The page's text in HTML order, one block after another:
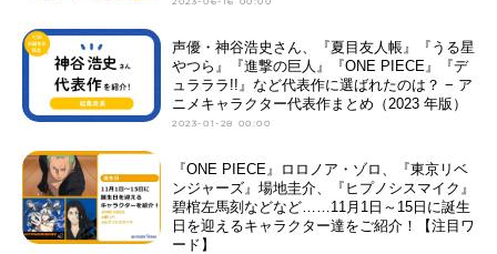
声優・神谷浩史さん、『夏目友人帳』『うる星
やつら』『進撃の巨人』『ONE PIECE』『デ
ュラララ!!』など代表作に選ばれたのは？ − ア
ニメキャラクター代表作まとめ（2023 年版）
2023-01-28 00:00
『ONE PIECE』ロロノア・ゾロ、『東京リベ
ンジャーズ』場地圭介、『ヒプノシスマイク』
碧棺左馬刻などなど……11月1日～15日に誕生
日を迎えるキャラクター達をご紹介！【注目ワ
ード】